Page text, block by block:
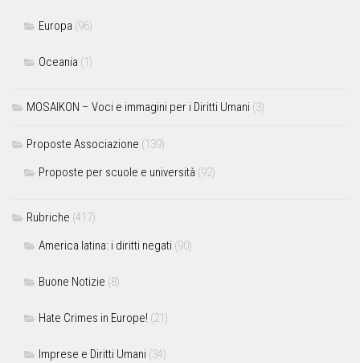
Europa (96)
Oceania (1)
MOSAIKON – Voci e immagini per i Diritti Umani (3)
Proposte Associazione (139)
Proposte per scuole e università (92)
Rubriche (417)
America latina: i diritti negati (90)
Buone Notizie (8)
Hate Crimes in Europe! (21)
Imprese e Diritti Umani (34)